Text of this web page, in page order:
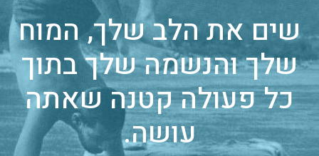
שים את הלב שלך, המוח
שלך והנשמה שלך בתוך
כל פעולה קטנה שאתה
עושה.